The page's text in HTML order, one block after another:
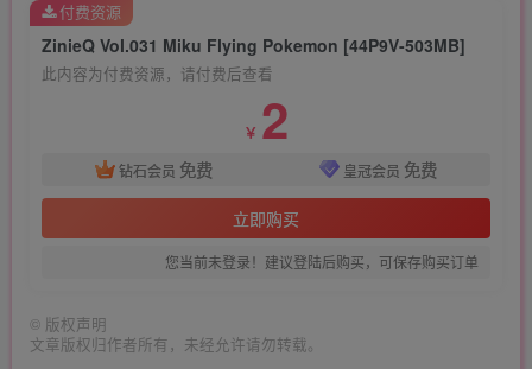
ZinieQ Vol.031 Miku Flying Pokemon [44P9V-503MB]
此内容为付费资源，请付费后查看
￥ 2
钻石会员 免费 皇冠会员 免费
立即购买
您当前未登录！建议登陆后购买，可保存购买订单
付费资源
© 版权声明
文章版权归作者所有，未经允许请勿转载。